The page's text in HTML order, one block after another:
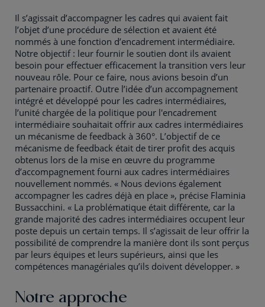
Il s’agissait d’accompagner les cadres qui avaient fait
l’objet d’une procédure de sélection et avaient été
nommés à une fonction d’encadrement intermédiaire.
Notre objectif : leur fournir le soutien dont ils avaient
besoin pour effectuer efficacement la transition vers leur
nouveau rôle. Pour ce faire, nous avions besoin d’un
partenaire proactif. Outre l’idée d’un accompagnement
intégré et développé pour les cadres intermédiaires,
l’unité chargée de la politique pour l'encadrement
intermédiaire souhaitait offrir aux cadres intermédiaires
un mécanisme de feedback à 360°. L’objectif de ce
mécanisme de feedback était de tirer profit des acquis
obtenus lors de la mise en œuvre du programme
d’accompagnement fourni aux cadres intermédiaires
nouvellement nommés. « Nous devions également
accompagner les cadres déjà en place », précise Flaminia
Bussacchini. « La problématique était différente, car la
grande majorité des cadres intermédiaires occupent leur
poste depuis un certain temps. Il s’agissait de leur offrir la
possibilité de comprendre la manière dont ils sont perçus
par leurs équipes et leurs supérieurs, ainsi que les
compétences managériales qu’ils doivent développer. »
Notre approche